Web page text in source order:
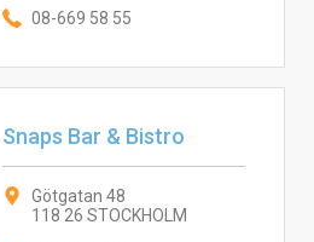
08-669 58 55
Snaps Bar & Bistro
Götgatan 48
118 26 STOCKHOLM